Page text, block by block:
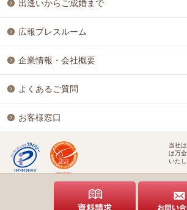
出逢いからご成婚まで
広報プレスルーム
企業情報・会社概要
よくあるご質問
お客様窓口
当社
は万
いたし
特定商取引に基づく表記